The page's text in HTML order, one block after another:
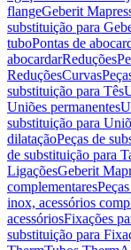
flangeGeberit
substituição para
tuboPontas de
abocardarReduções
ReduçõesCurvas
substituição para Tês
Uniões permanentes
substituição para
dilataçãoPeças de
de substituição para
LigaçõesGeberit
complementares
inox, acessórios
acessóriosFixações
substituição para